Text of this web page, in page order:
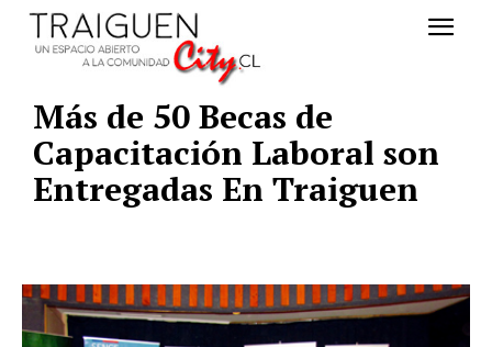
Más de 50 Becas de
Capacitación Laboral son
Entregadas En Traiguen